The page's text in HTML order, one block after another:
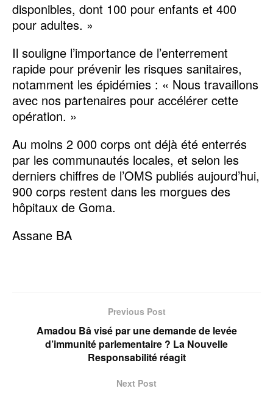
disponibles, dont 100 pour enfants et 400
pour adultes. »
Il souligne l’importance de l’enterrement
rapide pour prévenir les risques sanitaires,
notamment les épidémies : « Nous travaillons
avec nos partenaires pour accélérer cette
opération. »
Au moins 2 000 corps ont déjà été enterrés
par les communautés locales, et selon les
derniers chiffres de l’OMS publiés aujourd’hui,
900 corps restent dans les morgues des
hôpitaux de Goma.
Assane BA
Previous Post
Amadou Bâ visé par une demande de levée
d’immunité parlementaire ? La Nouvelle
Responsabilité réagit
Next Post